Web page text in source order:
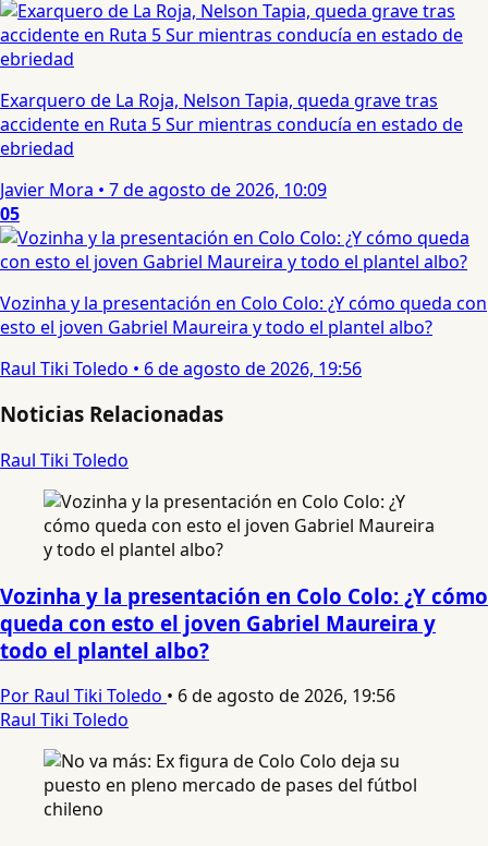
Exarquero de La Roja, Nelson Tapia, queda grave tras
accidente en Ruta 5 Sur mientras conducía en estado de
ebriedad
Javier Mora • 7 de agosto de 2026, 10:09
05
Vozinha y la presentación en Colo Colo: ¿Y cómo queda con
esto el joven Gabriel Maureira y todo el plantel albo?
Raul Tiki Toledo • 6 de agosto de 2026, 19:56
Noticias Relacionadas
Raul Tiki Toledo
Vozinha y la presentación en Colo Colo: ¿Y cómo
queda con esto el joven Gabriel Maureira y
todo el plantel albo?
Por Raul Tiki Toledo • 6 de agosto de 2026, 19:56
Raul Tiki Toledo